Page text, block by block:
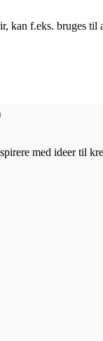
kan f.eks. bruges til
med ideer til